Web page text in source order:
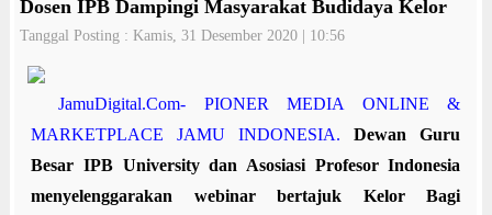
Dosen IPB Dampingi Masyarakat Budidaya Kelor
Tanggal Posting : Kamis, 31 Desember 2020 | 10:56
JamuDigital.Com- PIONER MEDIA ONLINE &
MARKETPLACE JAMU INDONESIA.
Dewan Guru
Besar IPB University dan Asosiasi Profesor Indonesia
menyelenggarakan webinar bertajuk Kelor Bagi